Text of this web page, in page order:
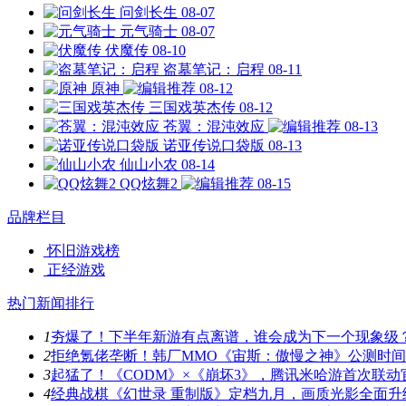
问剑长生 08-07
元气骑士 08-07
伏魔传 08-10
盗墓笔记：启程 08-11
原神
08-12
三国戏英杰传 08-12
苍翼：混沌效应
08-13
诺亚传说口袋版 08-13
仙山小农 08-14
QQ炫舞2
08-15
品牌栏目
怀旧游戏榜
正经游戏
热门新闻排行
1夯爆了！下半年新游有点离谱，谁会成为下一个现象级
2拒绝氪佬垄断！韩厂MMO《宙斯：傲慢之神》公测时间
3起猛了！《CODM》×《崩坏3》，腾讯米哈游首次联动
4经典战棋《幻世录 重制版》定档九月，画质光影全面升